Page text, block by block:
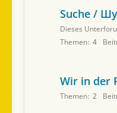
Suche /
Dieses
Themen 4
Wir in der
Themen 2